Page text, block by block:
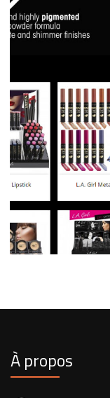
Développement web
À propos